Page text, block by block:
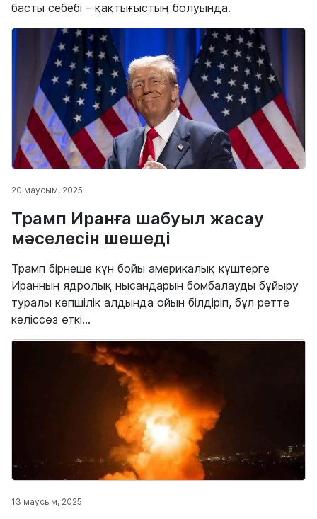
басты себебі – қақтығыстың болуында.
20 маусым, 2025
Трамп Иранға шабуыл жасау
мәселесін шешеді
Трамп бірнеше күн бойы америкалық күштерге
Иранның ядролық нысандарын бомбалауды бұйыру
туралы көпшілік алдында ойын білдіріп, бұл ретте
келіссөз өткі...
13 маусым, 2025